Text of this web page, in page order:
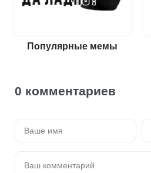
Популярные мемы
0 комментариев